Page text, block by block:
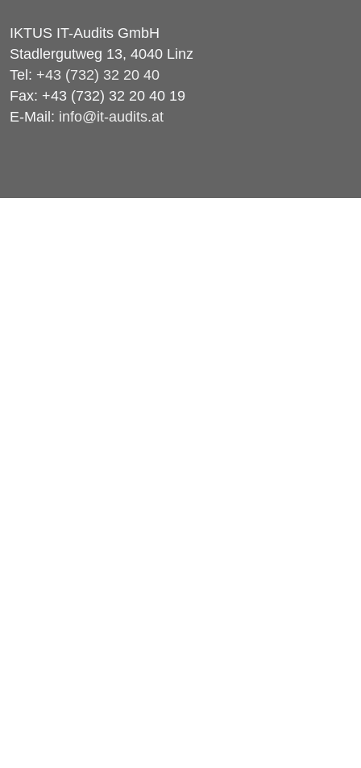
IKTUS IT-Audits GmbH
Stadlergutweg 13, 4040 Linz
Tel: +43 (732) 32 20 40
Fax: +43 (732) 32 20 40 19
E-Mail: info@it-audits.at